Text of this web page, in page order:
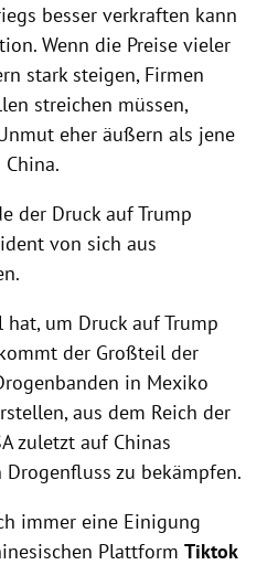
besser verkraften kann
Wenn die Preise vieler
stark steigen, Firmen
streichen müssen,
eher äußern als jene
der Druck auf Trump
von sich aus
um Druck auf Trump
der Großteil der
in Mexiko
aus dem Reich der
zuletzt auf Chinas
zu bekämpfen.
immer eine Einigung
Plattform Tiktok